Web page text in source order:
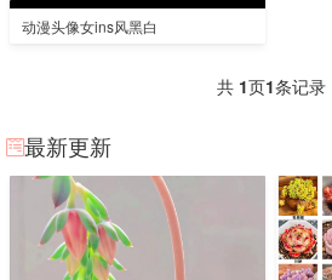
动漫头像女ins风黑白
共 1页1条记录
最新更新